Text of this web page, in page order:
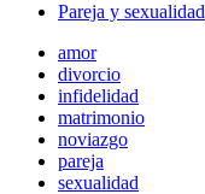
Pareja y sexualidad
amor
divorcio
infidelidad
matrimonio
noviazgo
pareja
sexualidad